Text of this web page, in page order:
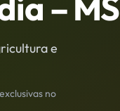
e
no